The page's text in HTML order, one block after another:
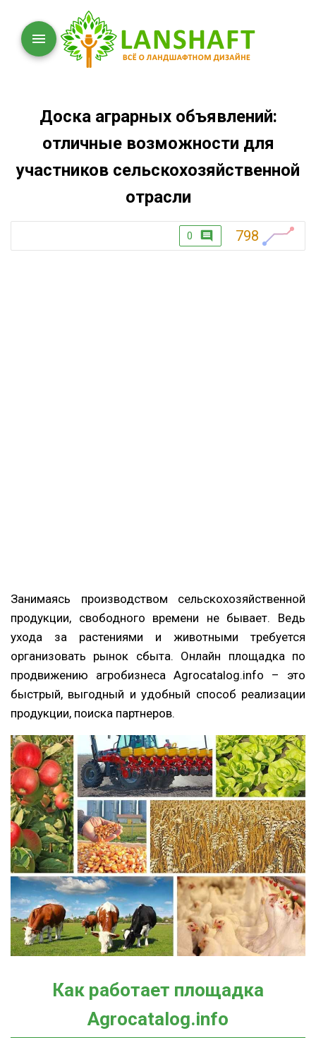
Доска аграрных объявлений:
отличные возможности для
участников сельскохозяйственной
отрасли
0 798
Занимаясь производством сельскохозяйственной
продукции, свободного времени не бывает. Ведь
ухода за растениями и животными требуется
организовать рынок сбыта. Онлайн площадка по
продвижению агробизнеса Agrocatalog.info – это
быстрый, выгодный и удобный способ реализации
продукции, поиска партнеров.
Как работает площадка
Agrocatalog.info